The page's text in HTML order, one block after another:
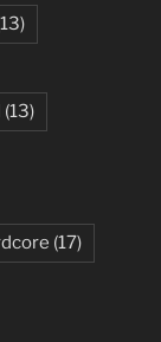
(13)
(17)